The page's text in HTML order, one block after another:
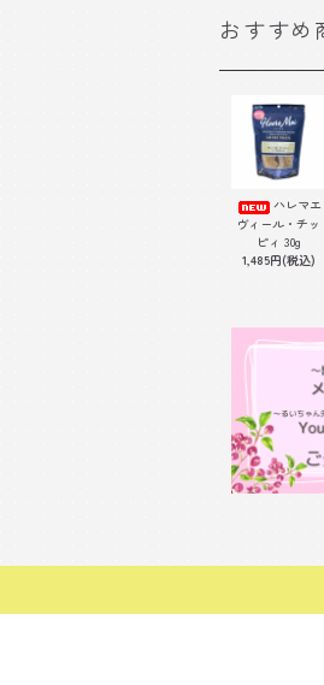
おすすめ
ハレマエ
ヴィール・チッ
ピィ 30g
1,485円(税込)